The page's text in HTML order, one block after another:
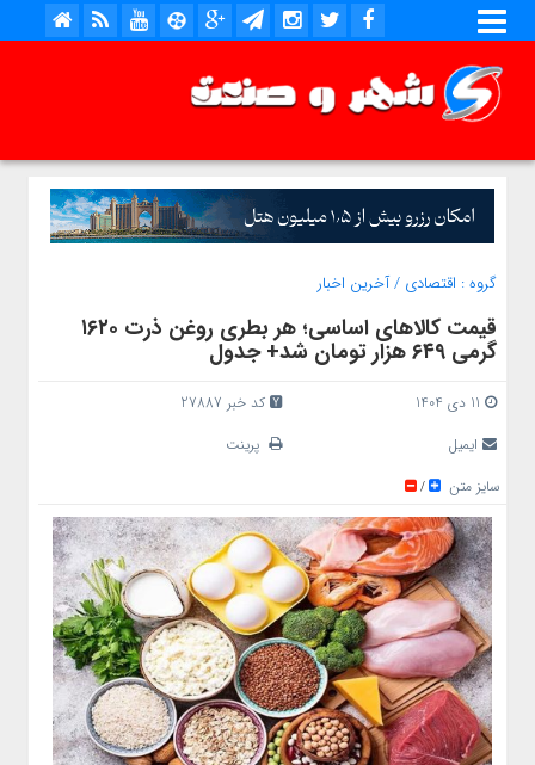
گروه : اقتصادی /آخرین اخبار
قیمت کالاهای اساسی؛ هر بطری روغن ذرت ۱۶۲۰
گرمی ۶۴۹ هزار تومان شد+ جدول
11 دی 1404
کد خبر 27887
ایمیل
پرینت
سایز متن
/